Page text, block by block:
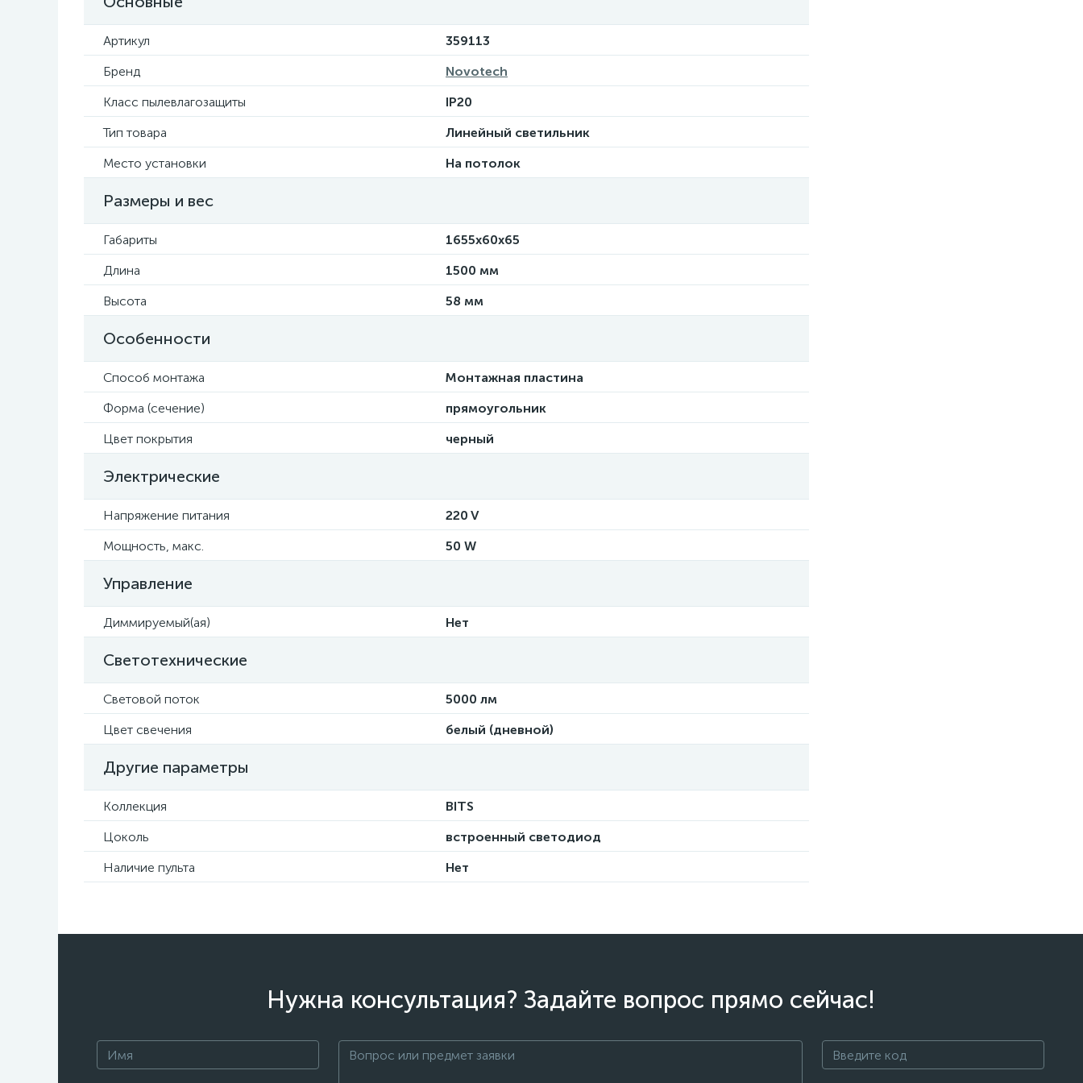
Артикул
359113
Бренд
Novotech
Класс пылевлагозащиты
IP20
Тип товара
Линейный светильник
Место установки
На потолок
Размеры и вес
Габариты
1655х60х65
Длина
1500 мм
Высота
58 мм
Особенности
Способ монтажа
Монтажная пластина
Форма (сечение)
прямоугольник
Цвет покрытия
черный
Электрические
Напряжение питания
220 V
Мощность, макс.
50 W
Управление
Диммируемый(ая) Нет
Светотехнические
Световой поток
5000 лм
Цвет свечения
белый (дневной)
Другие параметры
Коллекция
BITS
Цоколь
встроенный светодиод
Наличие пульта
Нет
Нужна консультация? Задайте вопрос прямо сейчас!